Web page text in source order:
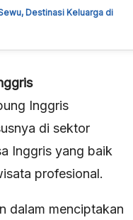
Destinasi Keluarga di
Inggris
di sektor
Inggris yang baik
profesional.
dalam menciptakan